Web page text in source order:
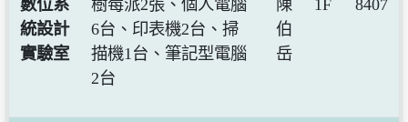
數位系
統設計
實驗室
樹莓派2張、個人電腦
6台、印表機2台、掃
描機1台、筆記型電腦
2台
陳
伯
岳
1F 8407